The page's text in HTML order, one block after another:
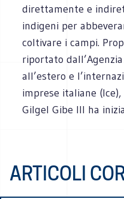
direttamente e
indigeni per
coltivare i campi.
riportato
all’estero e
imprese italiane
Gilgel Gibe III ha
ARTICOLI